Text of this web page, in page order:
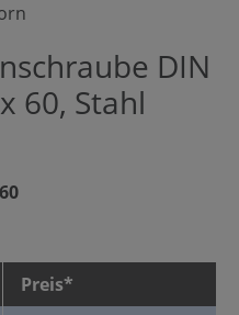
DIN
60, Stahl
60
Preis*